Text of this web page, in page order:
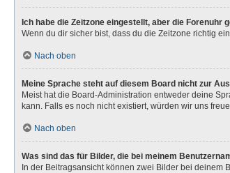
Ich habe die Zeitzone eingestellt, aber die Forenuhr
Wenn du dir sicher bist, dass du die Zeitzone richtig
Nach oben
Meine Sprache steht auf diesem Board nicht zur
Meist hat die Board-Administration entweder deine
kann. Falls es noch nicht existiert, würden wir uns
Nach oben
Was sind das für Bilder, die bei meinem
In der Beitragsansicht können zwei Bilder bei deinem